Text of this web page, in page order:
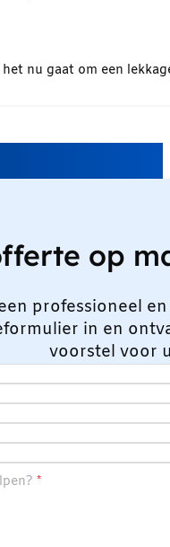
nu gaat om een
op
professioneel
in en
voorstel voor